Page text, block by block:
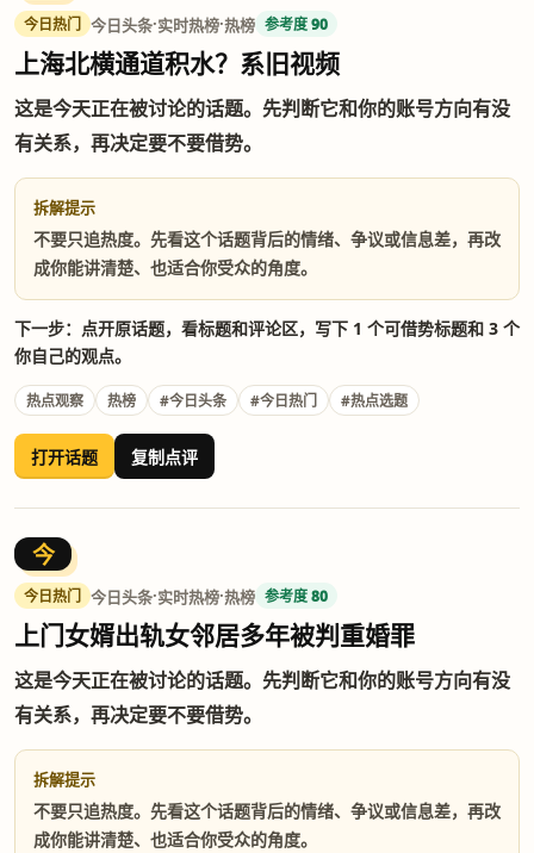
今日热门 今日头条·实时热榜·热榜 参考度 90
上海北横通道积水？系旧视频
这是今天正在被讨论的话题。先判断它和你的账号方向有没
有关系，再决定要不要借势。
拆解提示
不要只追热度。先看这个话题背后的情绪、争议或信息差，再改
成你能讲清楚、也适合你受众的角度。
下一步：点开原话题，看标题和评论区，写下 1 个可借势标题和 3 个
你自己的观点。
热点观察 热榜 #今日头条 #今日热门 #热点选题
打开话题 复制点评
今
今日热门 今日头条·实时热榜·热榜 参考度 80
上门女婿出轨女邻居多年被判重婚罪
这是今天正在被讨论的话题。先判断它和你的账号方向有没
有关系，再决定要不要借势。
拆解提示
不要只追热度。先看这个话题背后的情绪、争议或信息差，再改
成你能讲清楚、也适合你受众的角度。